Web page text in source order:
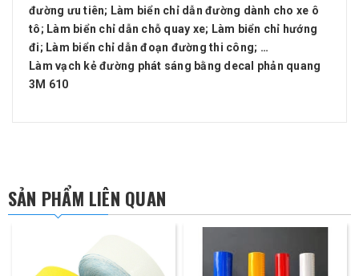
đường ưu tiên; Làm biển chỉ dẫn đường dành cho xe ô
tô; Làm biển chỉ dẫn chỗ quay xe; Làm biển chỉ hướng
đi; Làm biển chỉ dẫn đoạn đường thi công; …
Làm vạch kẻ đường phát sáng bằng decal phản quang
3M 610
SẢN PHẨM LIÊN QUAN